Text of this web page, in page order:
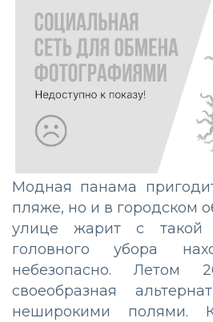
Модная панама
пляже, но и в городском
улице жарит с такой
головного убора
небезопасно. Летом
своеобразная
неширокими полями.